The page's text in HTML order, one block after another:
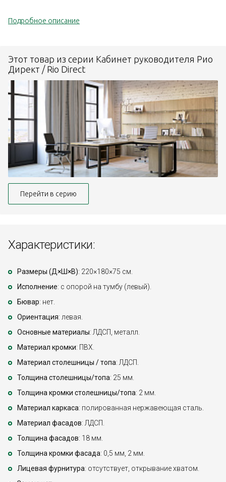
Подробное описание
Этот товар из серии Кабинет руководителя Рио
Директ / Rio Direct
Перейти в серию
Характеристики:
Размеры (Д×Ш×В): 220×180×75 см.
Исполнение: с опорой на тумбу (левый).
Бювар: нет.
Ориентация: левая.
Основные материалы: ЛДСП, металл.
Материал кромки: ПВХ.
Материал столешницы / топа: ЛДСП.
Толщина столешницы/топа: 25 мм.
Толщина кромки столешницы/топа: 2 мм.
Материал каркаса: полированная нержавеющая сталь.
Материал фасадов: ЛДСП.
Толщина фасадов: 18 мм.
Толщина кромки фасада: 0,5 мм, 2 мм.
Лицевая фурнитура: отсутствует, открывание хватом.